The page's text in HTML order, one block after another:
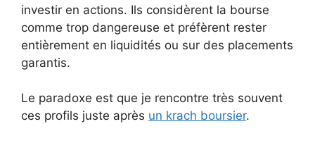
investir en actions. Ils considèrent la bourse
comme trop dangereuse et préfèrent rester
entièrement en liquidités ou sur des placements
garantis.
Le paradoxe est que je rencontre très souvent
ces profils juste après un krach boursier.